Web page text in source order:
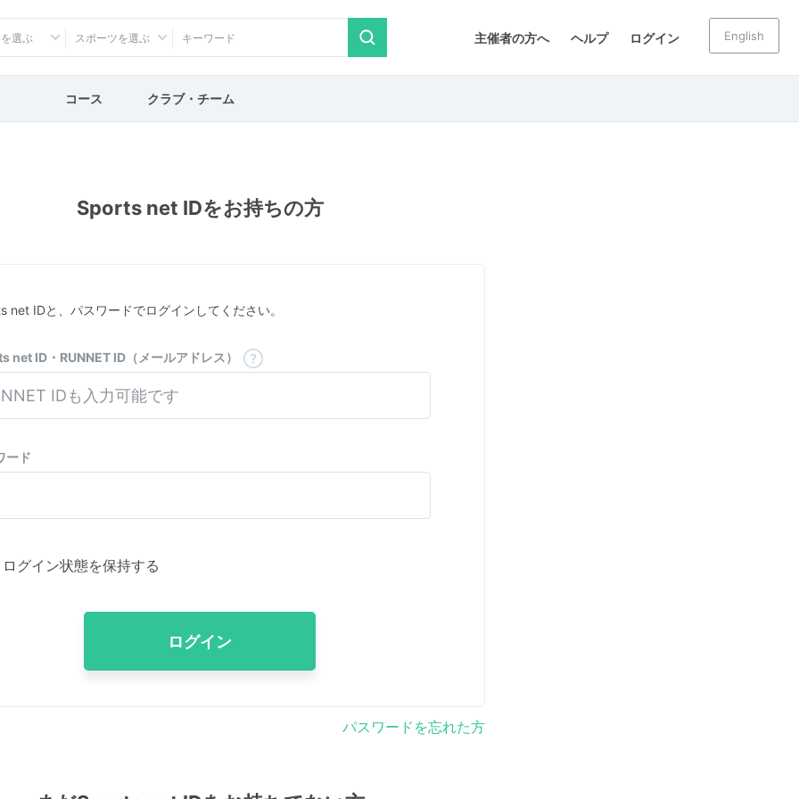
主催者の方へ ヘルプ ログイン
選ぶ スポーツを選ぶ English
コース クラブ・チーム
Sports net IDをお持ちの方
net IDと、パスワードでログインしてください。
net ID・RUNNET ID（メールアドレス）
ード
ログイン状態を保持する
ログイン
パスワードを忘れた方